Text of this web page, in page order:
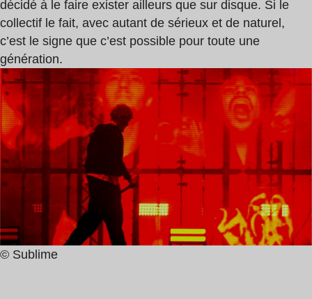
décidé à le faire exister ailleurs que sur disque. Si le
collectif le fait, avec autant de sérieux et de naturel,
c’est le signe que c’est possible pour toute une
génération.
© Sublime